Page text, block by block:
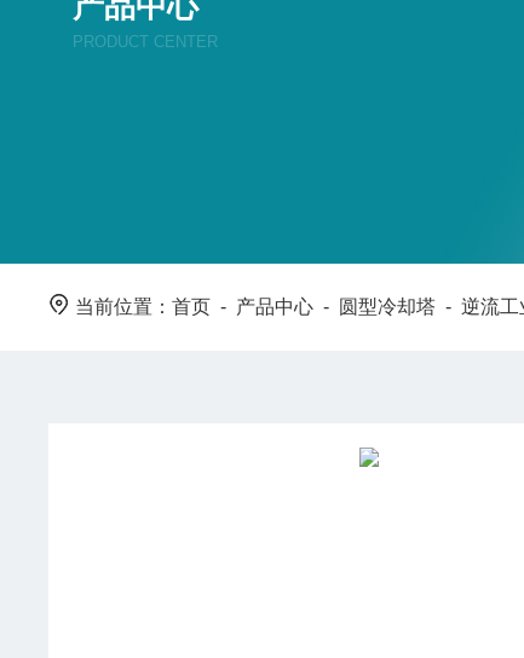
PRODUCT CENTER
当前位置：首页 - 产品中心 - 圆型冷却塔 -逆流工